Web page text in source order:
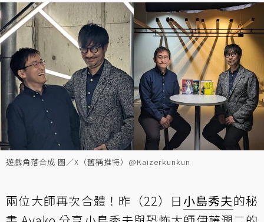
遊戲角落合成 圖／X（舊稱推特）@Kaizerkunkun
兩位大師再次合體！昨（22）日 小島秀夫的秘